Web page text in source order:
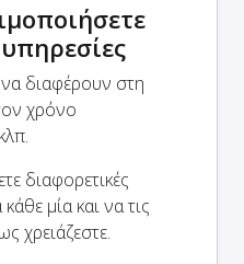
διαφέρουν στη
χρόνο
διαφορετικές
μία και να τις
χρειάζεστε.